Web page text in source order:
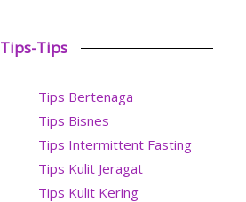
Tips-Tips
Tips Bertenaga
Tips Bisnes
Tips Intermittent Fasting
Tips Kulit Jeragat
Tips Kulit Kering